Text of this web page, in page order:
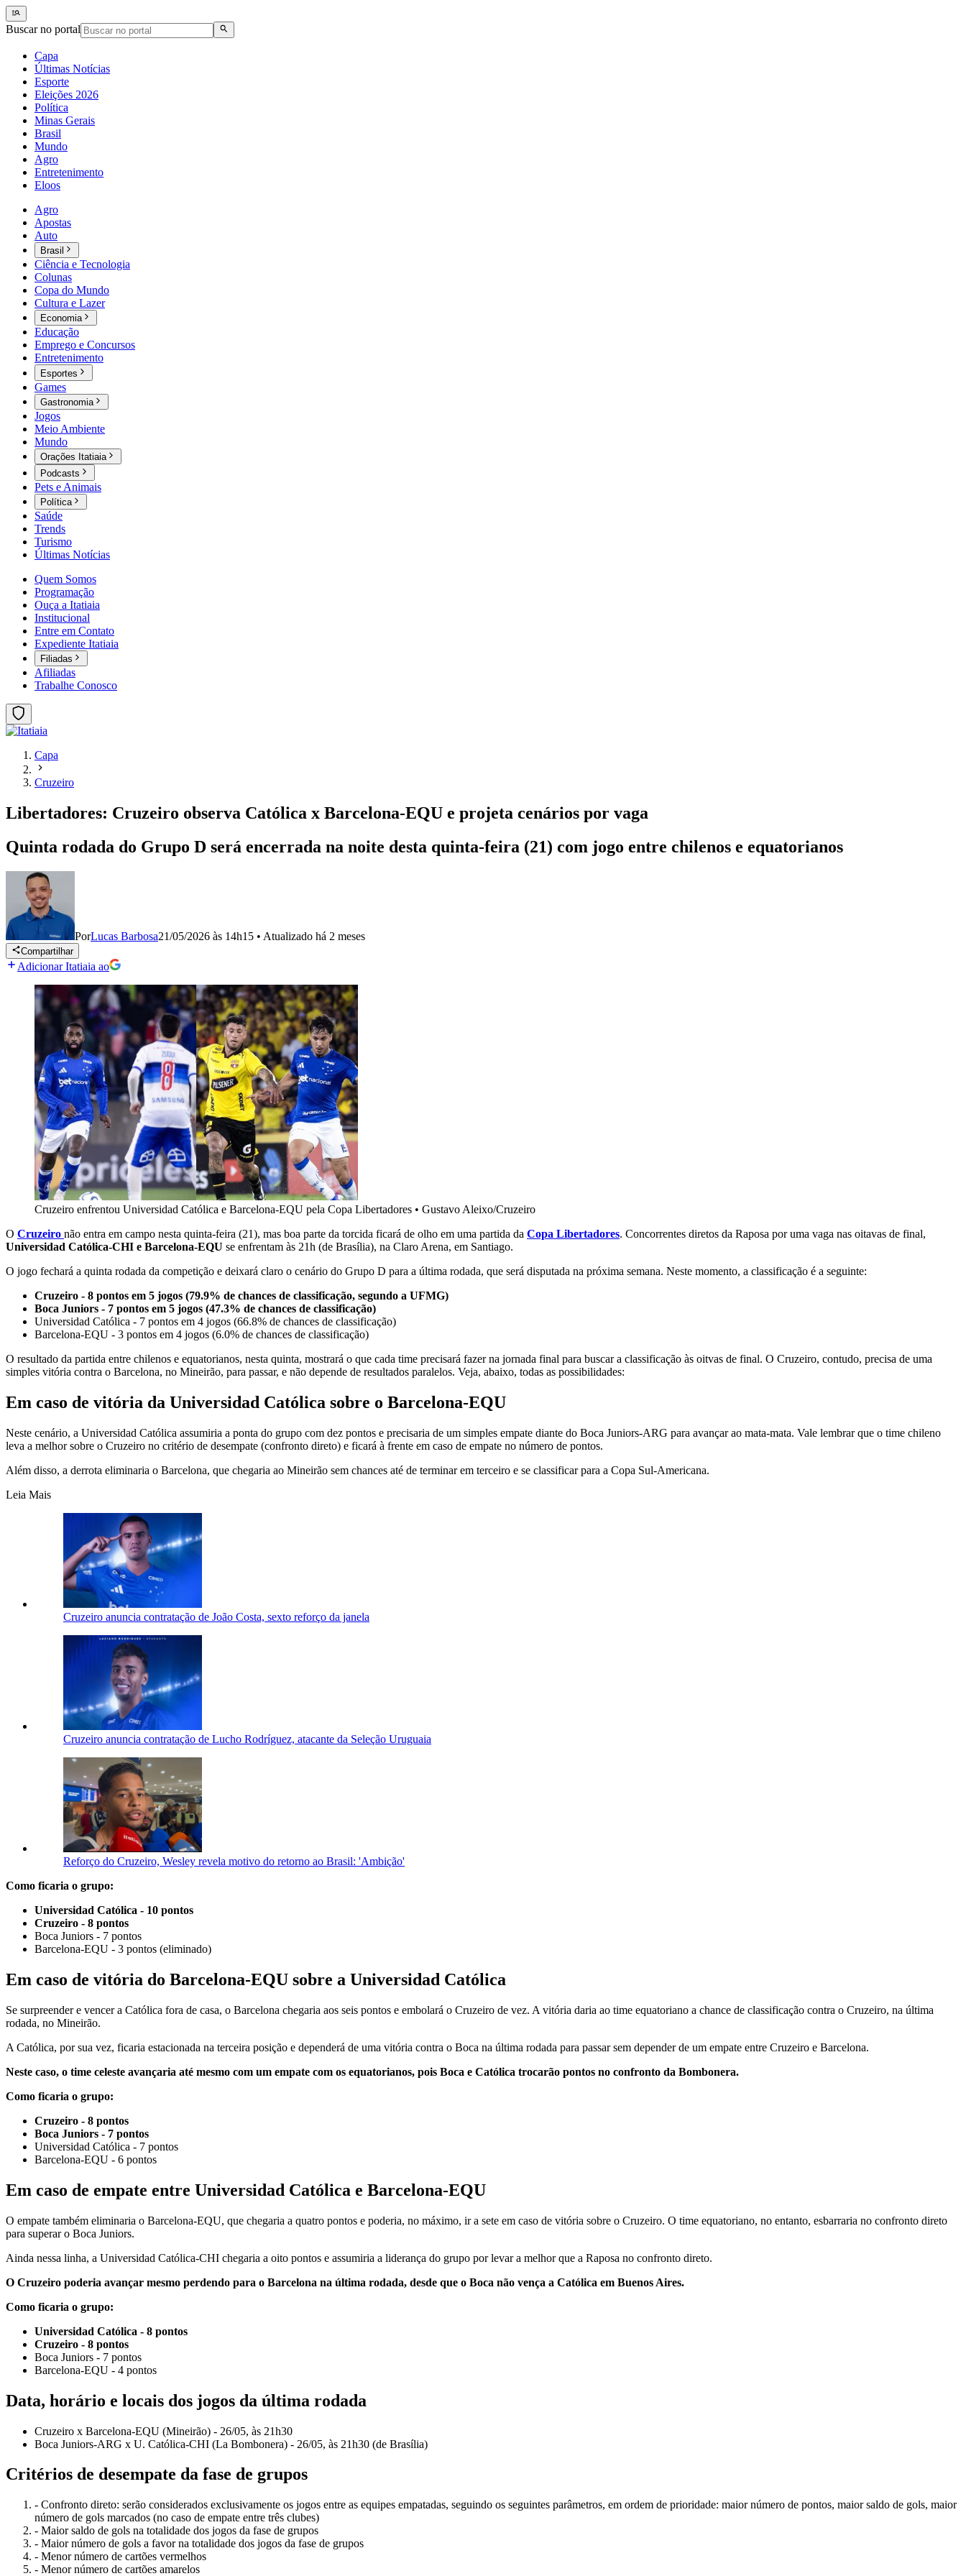
Buscar no portal
Capa
Últimas Notícias
Esporte
Eleições 2026
Política
Minas Gerais
Brasil
Mundo
Agro
Entretenimento
Eloos
Agro
Apostas
Auto
Brasil
Ciência e Tecnologia
Colunas
Copa do Mundo
Cultura e Lazer
Economia
Educação
Emprego e Concursos
Entretenimento
Esportes
Games
Gastronomia
Jogos
Meio Ambiente
Mundo
Orações Itatiaia
Podcasts
Pets e Animais
Política
Saúde
Trends
Turismo
Últimas Notícias
Quem Somos
Programação
Ouça a Itatiaia
Institucional
Entre em Contato
Expediente Itatiaia
Filiadas
Afiliadas
Trabalhe Conosco
Capa
Cruzeiro
Libertadores: Cruzeiro observa Católica x Barcelona-EQU e projeta cenários por vaga
Quinta rodada do Grupo D será encerrada na noite desta quinta-feira (21) com jogo entre chilenos e equatorianos
PorLucas Barbosa21/05/2026 às 14h15 • Atualizado há 2 meses
Compartilhar
Adicionar Itatiaia ao
Cruzeiro enfrentou Universidad Católica e Barcelona-EQU pela Copa Libertadores • Gustavo Aleixo/Cruzeiro
O Cruzeiro não entra em campo nesta quinta-feira (21), mas boa parte da torcida ficará de olho em uma partida da Copa Libertadores. Concorrentes diretos da Raposa por uma vaga nas oitavas de final,
Universidad Católica-CHI e Barcelona-EQU se enfrentam às 21h (de Brasília), na Claro Arena, em Santiago.
O jogo fechará a quinta rodada da competição e deixará claro o cenário do Grupo D para a última rodada, que será disputada na próxima semana. Neste momento, a classificação é a seguinte:
Cruzeiro - 8 pontos em 5 jogos (79.9% de chances de classificação, segundo a UFMG)
Boca Juniors - 7 pontos em 5 jogos (47.3% de chances de classificação)
Universidad Católica - 7 pontos em 4 jogos (66.8% de chances de classificação)
Barcelona-EQU - 3 pontos em 4 jogos (6.0% de chances de classificação)
O resultado da partida entre chilenos e equatorianos, nesta quinta, mostrará o que cada time precisará fazer na jornada final para buscar a classificação às oitvas de final. O Cruzeiro, contudo, precisa de uma
simples vitória contra o Barcelona, no Mineirão, para passar, e não depende de resultados paralelos. Veja, abaixo, todas as possibilidades:
Em caso de vitória da Universidad Católica sobre o Barcelona-EQU
Neste cenário, a Universidad Católica assumiria a ponta do grupo com dez pontos e precisaria de um simples empate diante do Boca Juniors-ARG para avançar ao mata-mata. Vale lembrar que o time chileno
leva a melhor sobre o Cruzeiro no critério de desempate (confronto direto) e ficará à frente em caso de empate no número de pontos.
Além disso, a derrota eliminaria o Barcelona, que chegaria ao Mineirão sem chances até de terminar em terceiro e se classificar para a Copa Sul-Americana.
Leia Mais
Cruzeiro anuncia contratação de João Costa, sexto reforço da janela
Cruzeiro anuncia contratação de Lucho Rodríguez, atacante da Seleção Uruguaia
Reforço do Cruzeiro, Wesley revela motivo do retorno ao Brasil: 'Ambição'
Como ficaria o grupo:
Universidad Católica - 10 pontos
Cruzeiro - 8 pontos
Boca Juniors - 7 pontos
Barcelona-EQU - 3 pontos (eliminado)
Em caso de vitória do Barcelona-EQU sobre a Universidad Católica
Se surpreender e vencer a Católica fora de casa, o Barcelona chegaria aos seis pontos e embolará o Cruzeiro de vez. A vitória daria ao time equatoriano a chance de classificação contra o Cruzeiro, na última
rodada, no Mineirão.
A Católica, por sua vez, ficaria estacionada na terceira posição e dependerá de uma vitória contra o Boca na última rodada para passar sem depender de um empate entre Cruzeiro e Barcelona.
Neste caso, o time celeste avançaria até mesmo com um empate com os equatorianos, pois Boca e Católica trocarão pontos no confronto da Bombonera.
Como ficaria o grupo:
Cruzeiro - 8 pontos
Boca Juniors - 7 pontos
Universidad Católica - 7 pontos
Barcelona-EQU - 6 pontos
Em caso de empate entre Universidad Católica e Barcelona-EQU
O empate também eliminaria o Barcelona-EQU, que chegaria a quatro pontos e poderia, no máximo, ir a sete em caso de vitória sobre o Cruzeiro. O time equatoriano, no entanto, esbarraria no confronto direto
para superar o Boca Juniors.
Ainda nessa linha, a Universidad Católica-CHI chegaria a oito pontos e assumiria a liderança do grupo por levar a melhor que a Raposa no confronto direto.
O Cruzeiro poderia avançar mesmo perdendo para o Barcelona na última rodada, desde que o Boca não vença a Católica em Buenos Aires.
Como ficaria o grupo:
Universidad Católica - 8 pontos
Cruzeiro - 8 pontos
Boca Juniors - 7 pontos
Barcelona-EQU - 4 pontos
Data, horário e locais dos jogos da última rodada
Cruzeiro x Barcelona-EQU (Mineirão) - 26/05, às 21h30
Boca Juniors-ARG x U. Católica-CHI (La Bombonera) - 26/05, às 21h30 (de Brasília)
Critérios de desempate da fase de grupos
- Confronto direto: serão considerados exclusivamente os jogos entre as equipes empatadas, seguindo os seguintes parâmetros, em ordem de prioridade: maior número de pontos, maior saldo de gols, maior
número de gols marcados (no caso de empate entre três clubes)
- Maior saldo de gols na totalidade dos jogos da fase de grupos
- Maior número de gols a favor na totalidade dos jogos da fase de grupos
- Menor número de cartões vermelhos
- Menor número de cartões amarelos